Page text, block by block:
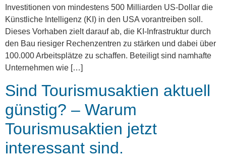
Investitionen von mindestens 500 Milliarden US-Dollar die
Künstliche Intelligenz (KI) in den USA vorantreiben soll.
Dieses Vorhaben zielt darauf ab, die KI-Infrastruktur durch
den Bau riesiger Rechenzentren zu stärken und dabei über
100.000 Arbeitsplätze zu schaffen. Beteiligt sind namhafte
Unternehmen wie […]
Sind Tourismusaktien aktuell
günstig? – Warum
Tourismusaktien jetzt
interessant sind.